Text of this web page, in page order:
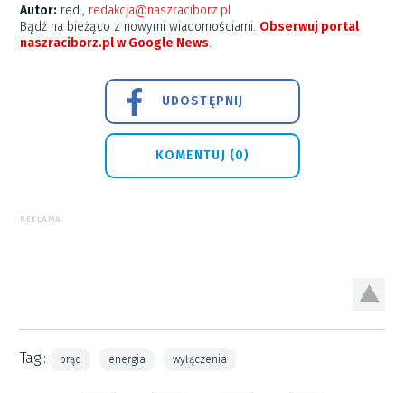
Autor: red., redakcja@naszraciborz.pl
Bądź na bieżąco z nowymi wiadomościami. Obserwuj portal
naszraciborz.pl w Google News.
UDOSTĘPNIJ
KOMENTUJ (0)
REKLAMA
Tagi: prąd energia wyłączenia